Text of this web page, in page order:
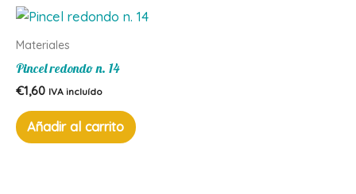
Materiales
Pincel redondo n. 14
€1,60 IVA incluído
Añadir al carrito